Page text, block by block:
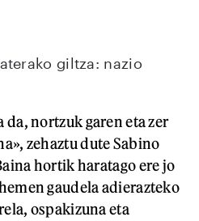
giltza: nazio
da, nortzuk garen eta zer
zehaztu dute Sabino
hortik haratago ere jo
gaudela adierazteko
ospakizuna eta